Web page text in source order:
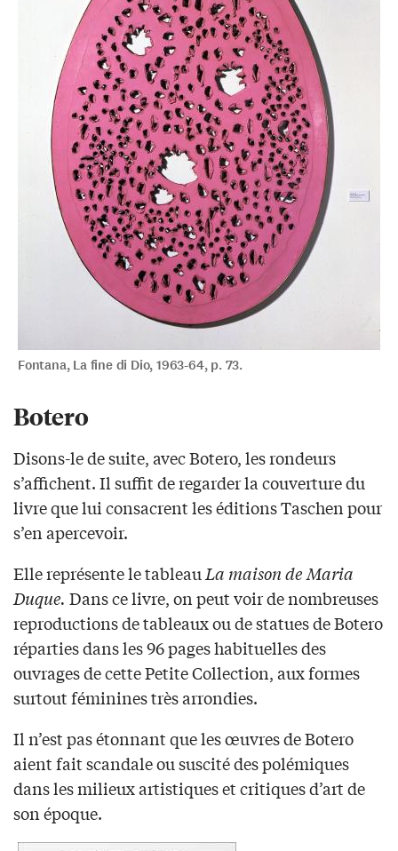
Fontana, La fine di Dio, 1963-64, p. 73.
Botero
Disons-le de suite, avec Botero, les rondeurs
s’affichent. Il suffit de regarder la couverture du
livre que lui consacrent les éditions Taschen pour
s’en apercevoir.
Elle représente le tableauLa maison de Maria
Duque. Dans ce livre, on peut voir de nombreuses
reproductions de tableaux ou de statues de Botero
réparties dans les 96 pages habituelles des
ouvrages de cette Petite Collection, aux formes
surtout féminines très arrondies.
Il n’est pas étonnant que les œuvres de Botero
aient fait scandale ou suscité des polémiques
dans les milieux artistiques et critiques d’art de
son époque.